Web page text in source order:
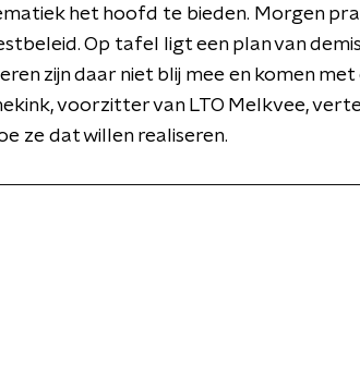
het hoofd te bieden. Morgen
Op tafel ligt een plan van
zijn daar niet blij mee en komen
voorzitter van LTO Melkvee,
ze dat willen realiseren.